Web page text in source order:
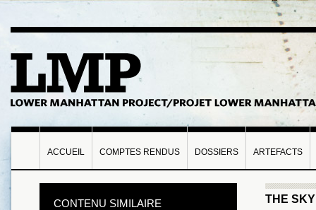
ACCUEIL COMPTES RENDUS DOSSIERS ARTEFACTS
THE
CONTENU SIMILAIRE